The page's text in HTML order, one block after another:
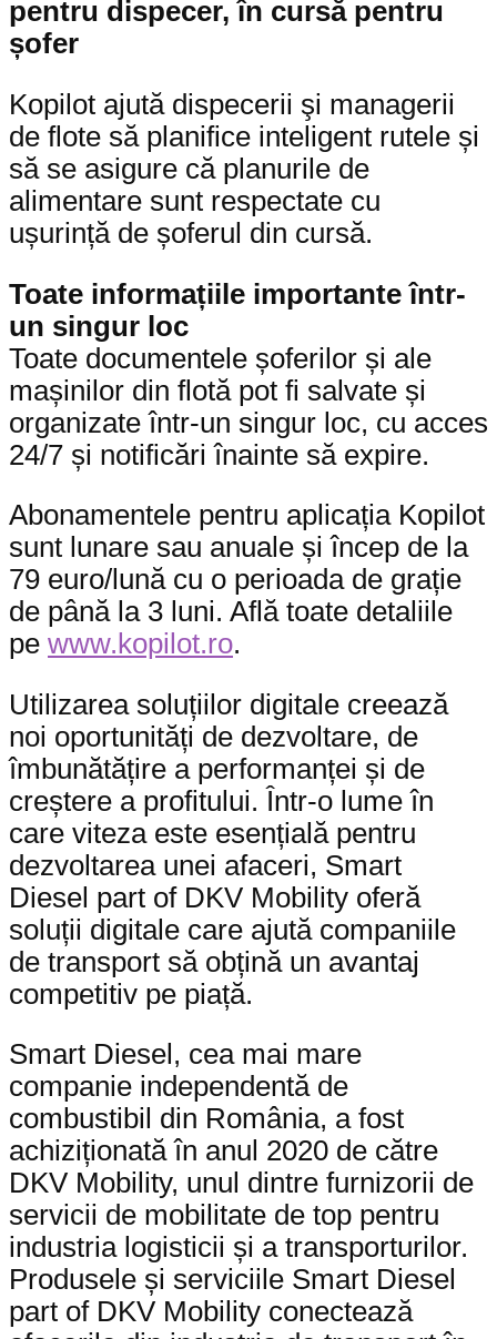
pentru dispecer, în cursă pentru
șofer
Kopilot ajută dispecerii şi managerii
de flote să planifice inteligent rutele și
să se asigure că planurile de
alimentare sunt respectate cu
ușurință de șoferul din cursă.
Toate informațiile importante într-
un singur loc
Toate documentele șoferilor și ale
mașinilor din flotă pot fi salvate și
organizate într-un singur loc, cu acces
24/7 și notificări înainte să expire.
Abonamentele pentru aplicația Kopilot
sunt lunare sau anuale și încep de la
79 euro/lună cu o perioada de grație
de până la 3 luni. Află toate detaliile
pe www.kopilot.ro.
Utilizarea soluțiilor digitale creează
noi oportunități de dezvoltare, de
îmbunătățire a performanței și de
creștere a profitului. Într-o lume în
care viteza este esențială pentru
dezvoltarea unei afaceri, Smart
Diesel part of DKV Mobility oferă
soluții digitale care ajută companiile
de transport să obțină un avantaj
competitiv pe piață.
Smart Diesel, cea mai mare
companie independentă de
combustibil din România, a fost
achiziționată în anul 2020 de către
DKV Mobility, unul dintre furnizorii de
servicii de mobilitate de top pentru
industria logisticii și a transporturilor.
Produsele și serviciile Smart Diesel
part of DKV Mobility conectează